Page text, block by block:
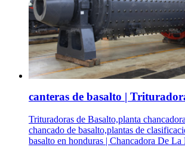
canteras de basalto |
Trituradoras de Basalto,planta
chancado de basalto,plantas de
basalto en honduras | Chancadora De La